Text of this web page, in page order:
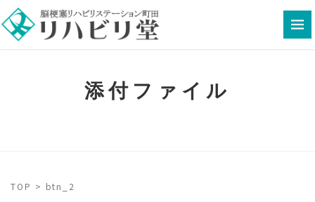
添付ファイル
TOP > btn_2